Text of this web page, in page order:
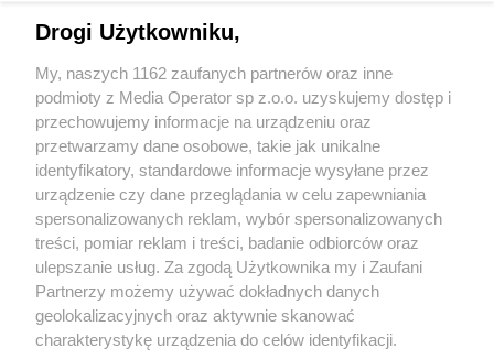
Wydawca mediów
Nie zapomnij
zapoznać się z:
polityką prywatności regulamin korzystania z portali
Twojemiasto
Piekary Śląskie
Chorzów
Tarnowskie Góry
Ruda Śląska
Świętochłowice
Skontaktuj sięz nami
Kontakt
Wydawca
Redakcja
Newsletter
Reklama
Drogi Użytkowniku,
My, naszych 1162 zaufanych partnerów oraz inne
podmioty z Media Operator sp z.o.o. uzyskujemy dostęp i
przechowujemy informacje na urządzeniu oraz
przetwarzamy dane osobowe, takie jak unikalne
identyfikatory, standardowe informacje wysyłane przez
urządzenie czy dane przeglądania w celu zapewniania
spersonalizowanych reklam, wybór spersonalizowanych
treści, pomiar reklam i treści, badanie odbiorców oraz
ulepszanie usług. Za zgodą Użytkownika my i Zaufani
Partnerzy możemy używać dokładnych danych
geolokalizacyjnych oraz aktywnie skanować
charakterystykę urządzenia do celów identyfikacji.